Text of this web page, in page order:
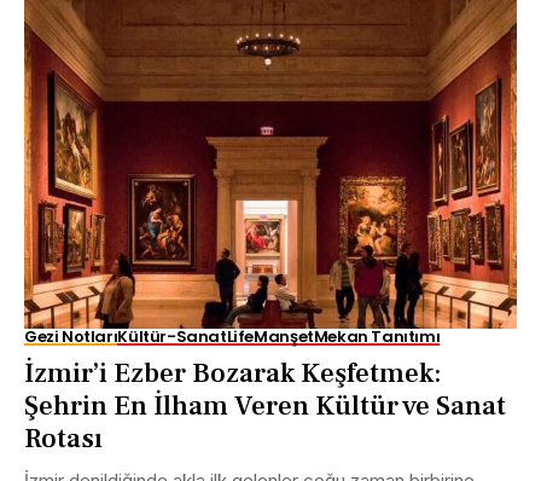
Gezi NotlarıKültür-SanatLifeManşetMekan Tanıtımı
İzmir’i Ezber Bozarak Keşfetmek:
Şehrin En İlham Veren Kültür ve Sanat
Rotası